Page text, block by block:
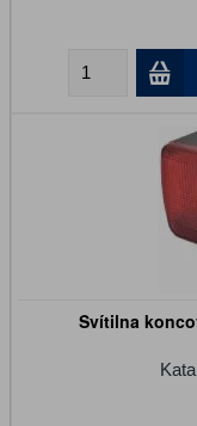
Svítilna